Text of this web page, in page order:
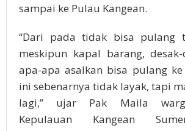
sampai ke Pulau Kangean.
“Dari pada tidak bisa pulang
meskipun kapal barang,
apa-apa asalkan bisa pulang
ini sebenarnya tidak layak, tapi
lagi,” ujar Pak Maila
Kepulauan Kangean